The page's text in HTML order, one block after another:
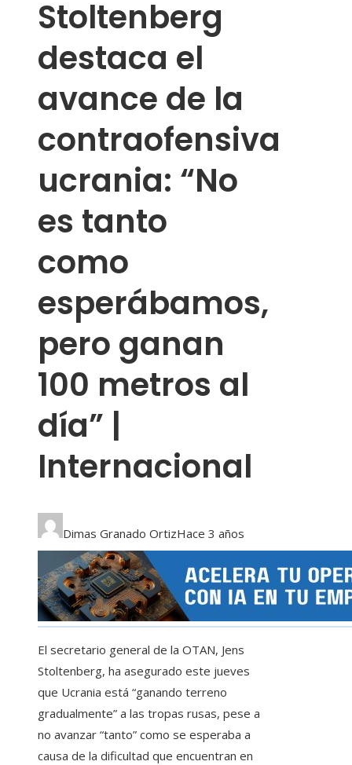
Stoltenberg
destaca el
avance de la
contraofensiva
ucrania: “No
es tanto
como
esperábamos,
pero ganan
100 metros al
día” |
Internacional
Dimas Granado OrtizHace 3 años
El secretario general de la OTAN, Jens
Stoltenberg, ha asegurado este jueves
que Ucrania está “ganando terreno
gradualmente” a las tropas rusas, pese a
no avanzar “tanto” como se esperaba a
causa de la dificultad que encuentran en